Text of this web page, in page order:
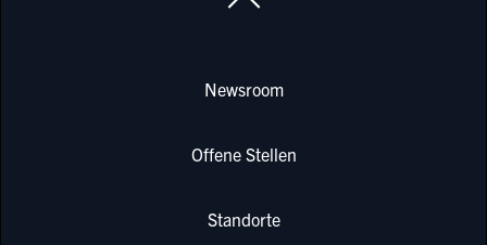
Newsroom
Offene Stellen
Standorte